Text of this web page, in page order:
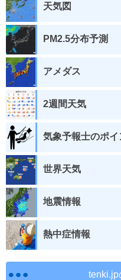
天気図
PM2.5分布予測
アメダス
2週間天気
気象予報士のポイ
世界天気
地震情報
熱中症情報
tenki.jp